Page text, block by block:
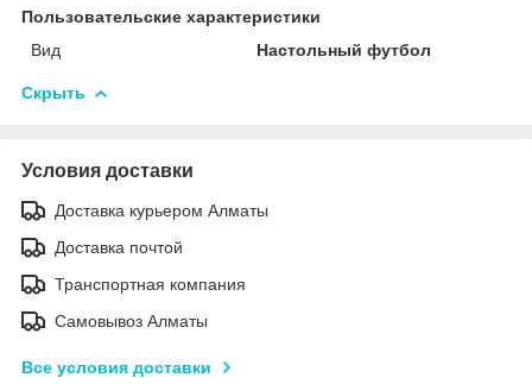
Пользовательские характеристики
Вид
Настольный футбол
Скрыть
Условия доставки
Доставка курьером Алматы
Доставка почтой
Транспортная компания
Самовывоз Алматы
Все условия доставки